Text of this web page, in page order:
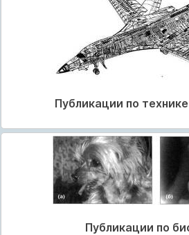
Публикации по
Публикации по